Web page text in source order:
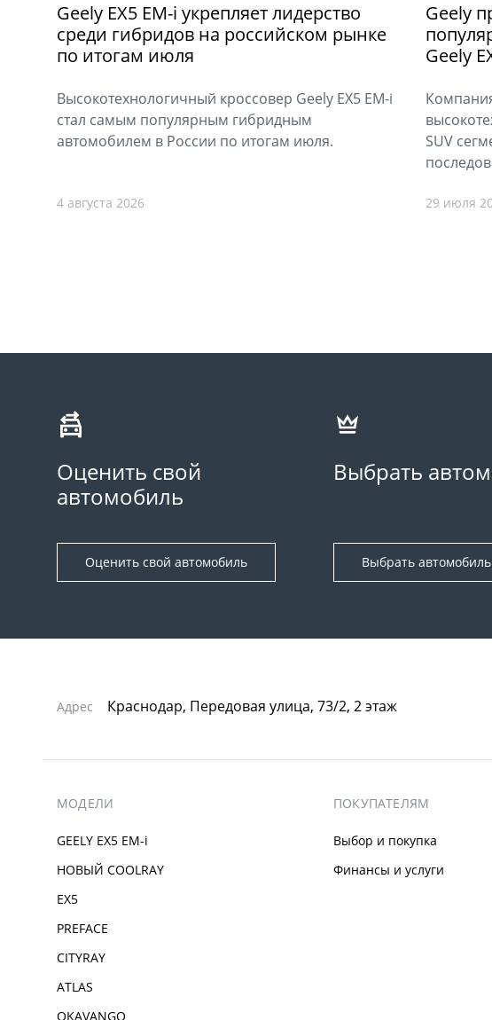
Geely EX5 EM-i укрепляет лидерство
среди гибридов на российском рынке
по итогам июля
Высокотехнологичный кроссовер Geely EX5 EM-i
стал самым популярным гибридным
автомобилем в России по итогам июля.
4 августа 2026
Geely
Geely
SUV
29 июля
Оценить свой
автомобиль
Оценить свой автомобиль
Выбрать
Выбрать автомобиль
Адрес Краснодар, Передовая улица, 73/2, 2 этаж
МОДЕЛИ
GEELY EX5 EM-i
НОВЫЙ COOLRAY
EX5
PREFACE
CITYRAY
ATLAS
OKAVANGO
ПОКУПАТЕЛЯМ
Выбор и покупка
Финансы и услуги